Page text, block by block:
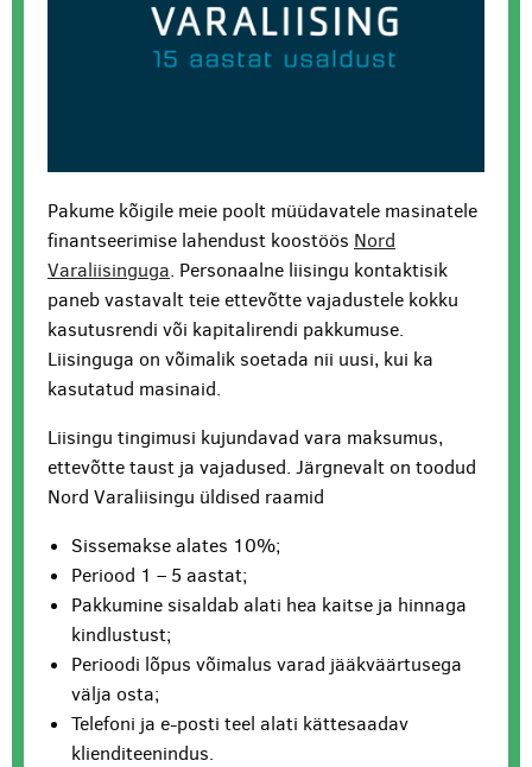
Pakume kõigile meie poolt müüdavatele masinatele
finantseerimise lahendust koostöös Nord
Varaliisinguga. Personaalne liisingu kontaktisik
paneb vastavalt teie ettevõtte vajadustele kokku
kasutusrendi või kapitalirendi pakkumuse.
Liisinguga on võimalik soetada nii uusi, kui ka
kasutatud masinaid.
Liisingu tingimusi kujundavad vara maksumus,
ettevõtte taust ja vajadused. Järgnevalt on toodud
Nord Varaliisingu üldised raamid
Sissemakse alates 10%;
Periood 1 – 5 aastat;
Pakkumine sisaldab alati hea kaitse ja hinnaga
kindlustust;
Perioodi lõpus võimalus varad jääkväärtusega
välja osta;
Telefoni ja e-posti teel alati kättesaadav
klienditeenindus.